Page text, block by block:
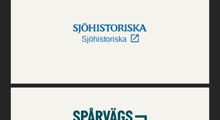
Sjöhistoriska